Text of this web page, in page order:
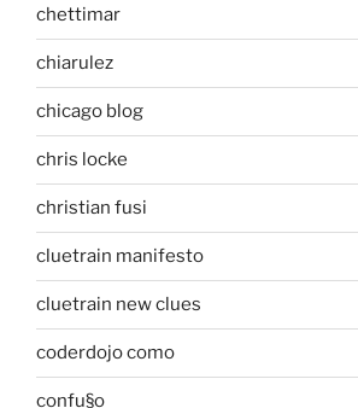
chettimar
chiarulez
chicago blog
chris locke
christian fusi
cluetrain manifesto
cluetrain new clues
coderdojo como
confu§o